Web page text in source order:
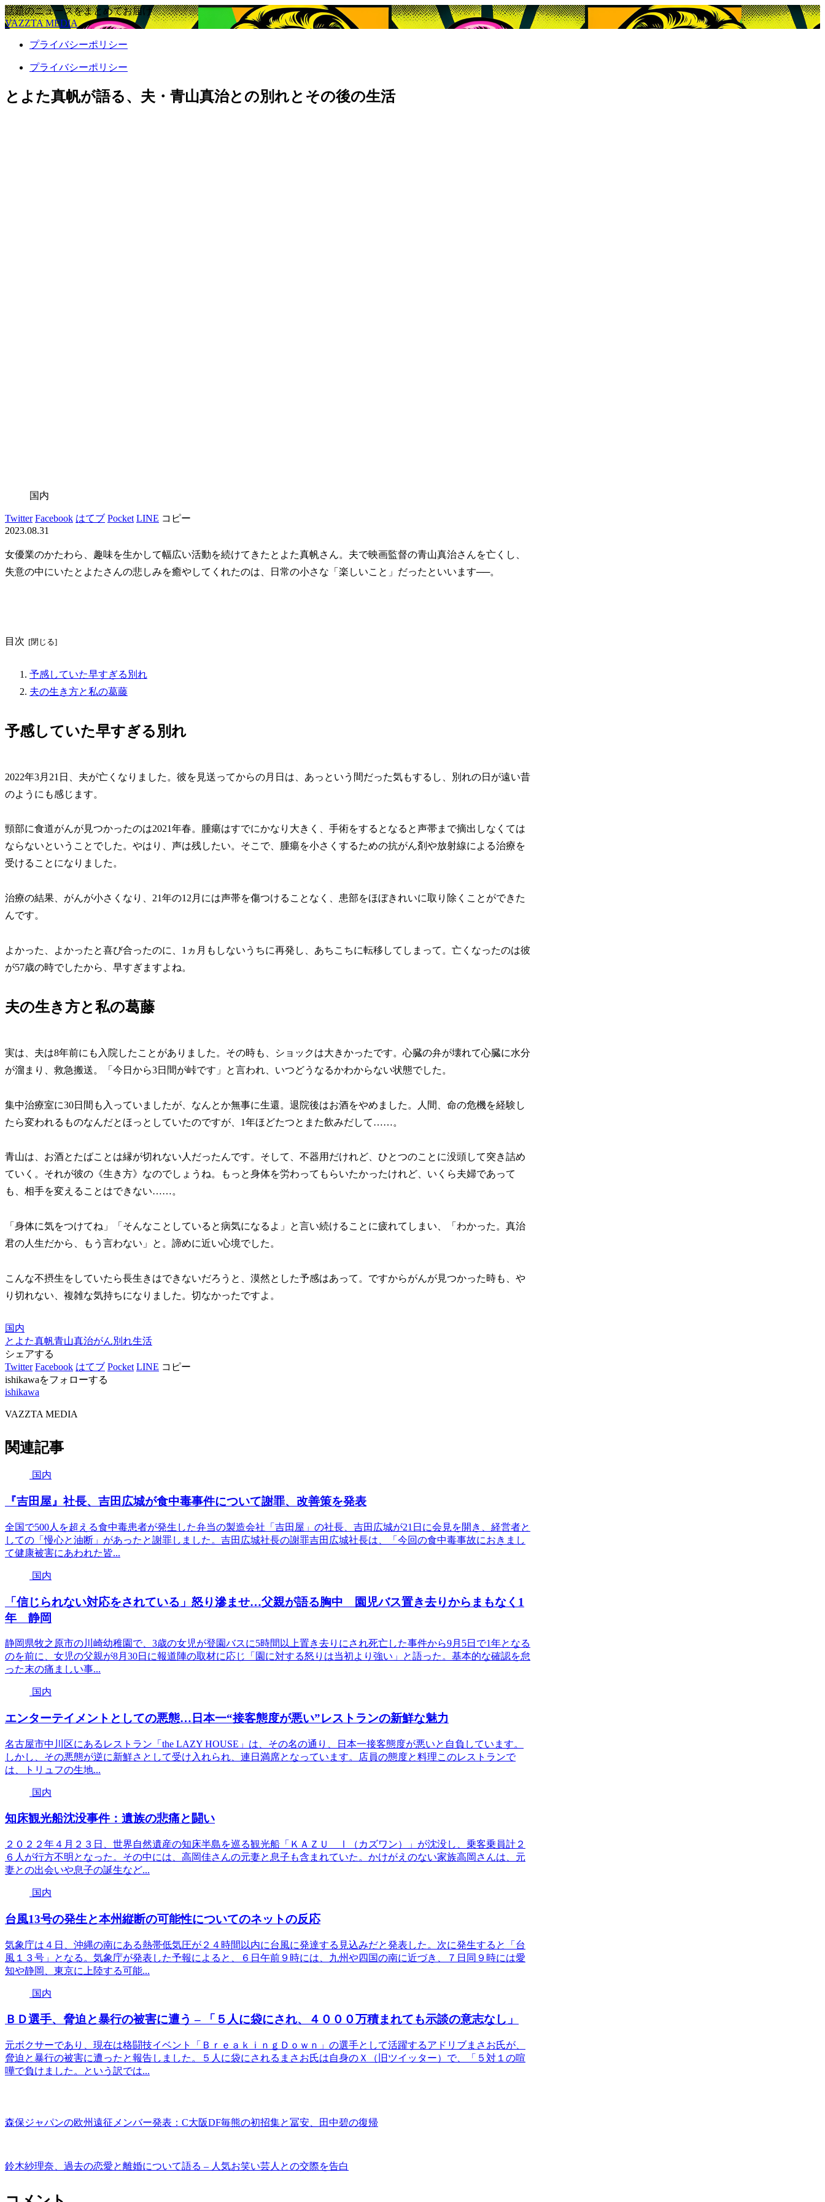
話題のニュースをまとめてお届け
VAZZTA MEDIA
プライバシーポリシー
プライバシーポリシー
とよた真帆が語る、夫・青山真治との別れとその後の生活
国内
Twitter Facebook はてブ Pocket LINE コピー
2023.08.31
女優業のかたわら、趣味を生かして幅広い活動を続けてきたとよた真帆さん。夫で映画監督の青山真治さんを亡くし、
失意の中にいたとよたさんの悲しみを癒やしてくれたのは、日常の小さな「楽しいこと」だったといいます──。
目次
予感していた早すぎる別れ
夫の生き方と私の葛藤
予感していた早すぎる別れ
2022年3月21日、夫が亡くなりました。彼を見送ってからの月日は、あっという間だった気もするし、別れの日が遠い昔
のようにも感じます。
頸部に食道がんが見つかったのは2021年春。腫瘍はすでにかなり大きく、手術をするとなると声帯まで摘出しなくては
ならないということでした。やはり、声は残したい。そこで、腫瘍を小さくするための抗がん剤や放射線による治療を
受けることになりました。
治療の結果、がんが小さくなり、21年の12月には声帯を傷つけることなく、患部をほぼきれいに取り除くことができた
んです。
よかった、よかったと喜び合ったのに、1ヵ月もしないうちに再発し、あちこちに転移してしまって。亡くなったのは彼
が57歳の時でしたから、早すぎますよね。
夫の生き方と私の葛藤
実は、夫は8年前にも入院したことがありました。その時も、ショックは大きかったです。心臓の弁が壊れて心臓に水分
が溜まり、救急搬送。「今日から3日間が峠です」と言われ、いつどうなるかわからない状態でした。
集中治療室に30日間も入っていましたが、なんとか無事に生還。退院後はお酒をやめました。人間、命の危機を経験し
たら変われるものなんだとほっとしていたのですが、1年ほどたつとまた飲みだして……。
青山は、お酒とたばことは縁が切れない人だったんです。そして、不器用だけれど、ひとつのことに没頭して突き詰め
ていく。それが彼の《生き方》なのでしょうね。もっと身体を労わってもらいたかったけれど、いくら夫婦であって
も、相手を変えることはできない……。
「身体に気をつけてね」「そんなことしていると病気になるよ」と言い続けることに疲れてしまい、「わかった。真治
君の人生だから、もう言わない」と。諦めに近い心境でした。
こんな不摂生をしていたら長生きはできないだろうと、漠然とした予感はあって。ですからがんが見つかった時も、や
り切れない、複雑な気持ちになりました。切なかったですよ。
国内
とよた真帆青山真治がん別れ生活
シェアする
Twitter Facebook はてブ Pocket LINE コピー
ishikawaをフォローする
ishikawa
VAZZTA MEDIA
関連記事
国内
『吉田屋』社長、吉田広城が食中毒事件について謝罪、改善策を発表
全国で500人を超える食中毒患者が発生した弁当の製造会社「吉田屋」の社長、吉田広城が21日に会見を開き、経営者と
しての「慢心と油断」があったと謝罪しました。吉田広城社長の謝罪吉田広城社長は、「今回の食中毒事故におきまし
て健康被害にあわれた皆...
国内
「信じられない対応をされている」怒り滲ませ…父親が語る胸中 園児バス置き去りからまもなく1
年 静岡
静岡県牧之原市の川崎幼稚園で、3歳の女児が登園バスに5時間以上置き去りにされ死亡した事件から9月5日で1年となる
のを前に、女児の父親が8月30日に報道陣の取材に応じ「園に対する怒りは当初より強い」と語った。基本的な確認を怠
った末の痛ましい事...
国内
エンターテイメントとしての悪態…日本一“接客態度が悪い”レストランの新鮮な魅力
名古屋市中川区にあるレストラン「the LAZY HOUSE」は、その名の通り、日本一接客態度が悪いと自負しています。
しかし、その悪態が逆に新鮮さとして受け入れられ、連日満席となっています。店員の態度と料理このレストランで
は、トリュフの生地...
国内
知床観光船沈没事件：遺族の悲痛と闘い
２０２２年４月２３日、世界自然遺産の知床半島を巡る観光船「ＫＡＺＵ Ⅰ（カズワン）」が沈没し、乗客乗員計２
６人が行方不明となった。その中には、高岡佳さんの元妻と息子も含まれていた。かけがえのない家族高岡さんは、元
妻との出会いや息子の誕生など...
国内
台風13号の発生と本州縦断の可能性についてのネットの反応
気象庁は４日、沖縄の南にある熱帯低気圧が２４時間以内に台風に発達する見込みだと発表した。次に発生すると「台
風１３号」となる。気象庁が発表した予報によると、６日午前９時には、九州や四国の南に近づき、７日同９時には愛
知や静岡、東京に上陸する可能...
国内
ＢＤ選手、脅迫と暴行の被害に遭う – 「５人に袋にされ、４０００万積まれても示談の意志なし」
元ボクサーであり、現在は格闘技イベント「ＢｒｅａｋｉｎｇＤｏｗｎ」の選手として活躍するアドリブまさお氏が、
脅迫と暴行の被害に遭ったと報告しました。５人に袋にされるまさお氏は自身のＸ（旧ツイッター）で、「５対１の喧
嘩で負けました。という訳では...
森保ジャパンの欧州遠征メンバー発表：C大阪DF毎熊の初招集と冨安、田中碧の復帰
鈴木紗理奈、過去の恋愛と離婚について語る – 人気お笑い芸人との交際を告白